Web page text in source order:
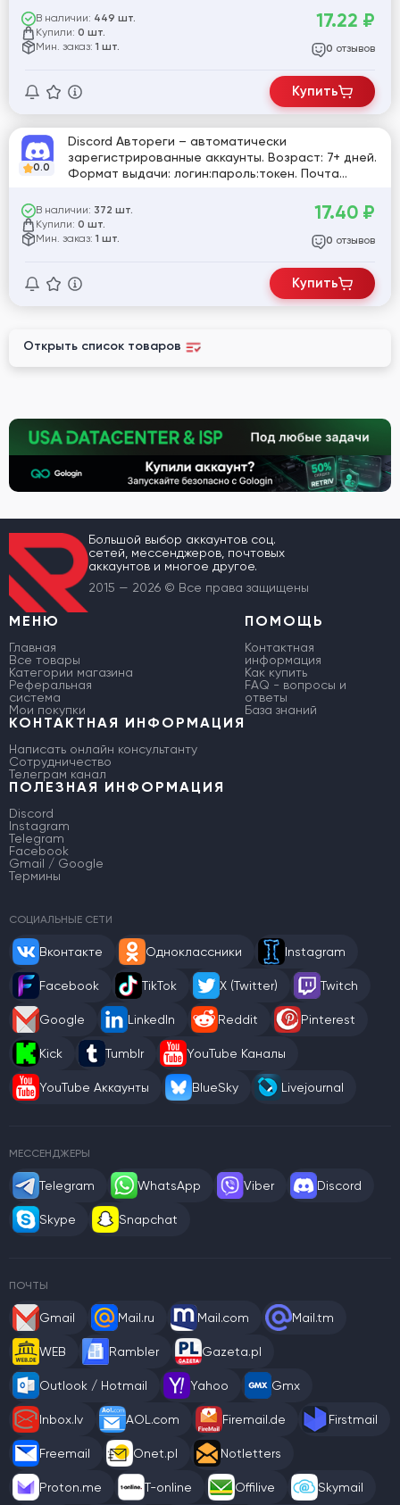
В наличии: 449 шт.
Купили: 0 шт.
Мин. заказ: 1 шт.
17.22 ₽
0 отзывов
Купить
0.0
Discord Автореги – автоматически
зарегистрированные аккаунты. Возраст: 7+ дней.
Формат выдачи: логин:пароль:токен. Почта
В наличии: 372 шт.
Купили: 0 шт.
Мин. заказ: 1 шт.
17.40 ₽
0 отзывов
Купить
Открыть список товаров
Большой выбор аккаунтов соц.
сетей, мессенджеров, почтовых
аккаунтов и многое другое.
2015 — 2026 © Все права защищены
МЕНЮ
Главная
Все товары
Категории магазина
Реферальная
система
Мои покупки
ПОМОЩЬ
Контактная
информация
Как купить
FAQ - вопросы и
ответы
База знаний
КОНТАКТНАЯ ИНФОРМАЦИЯ
Написать онлайн консультанту
Сотрудничество
Телеграм канал
ПОЛЕЗНАЯ ИНФОРМАЦИЯ
Discord
Instagram
Telegram
Facebook
Gmail / Google
Термины
СОЦИАЛЬНЫЕ СЕТИ
Вконтакте Одноклассники Instagram
Facebook TikTok X (Twitter) Twitch
Google LinkedIn Reddit Pinterest
Kick Tumblr YouTube Каналы
YouTube Аккаунты BlueSky Livejournal
МЕССЕНДЖЕРЫ
Telegram WhatsApp Viber Discord
Skype Snapchat
ПОЧТЫ
Gmail Mail.ru Mail.com Mail.tm
WEB Rambler Gazeta.pl
Outlook / Hotmail Yahoo Gmx
Inbox.lv AOL.com Firemail.de Firstmail
Freemail Onet.pl Notletters
Proton.me T-online Offilive Skymail